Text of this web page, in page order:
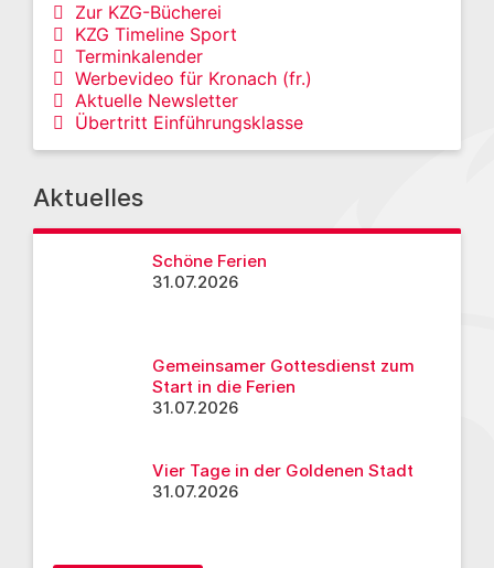
Zur KZG-Bücherei
KZG Timeline Sport
Terminkalender
Werbevideo für Kronach (fr.)
Aktuelle Newsletter
Übertritt Einführungsklasse
Aktuelles
Schöne Ferien
31.07.2026
Gemeinsamer Gottesdienst zum
Start in die Ferien
31.07.2026
Vier Tage in der Goldenen Stadt
31.07.2026